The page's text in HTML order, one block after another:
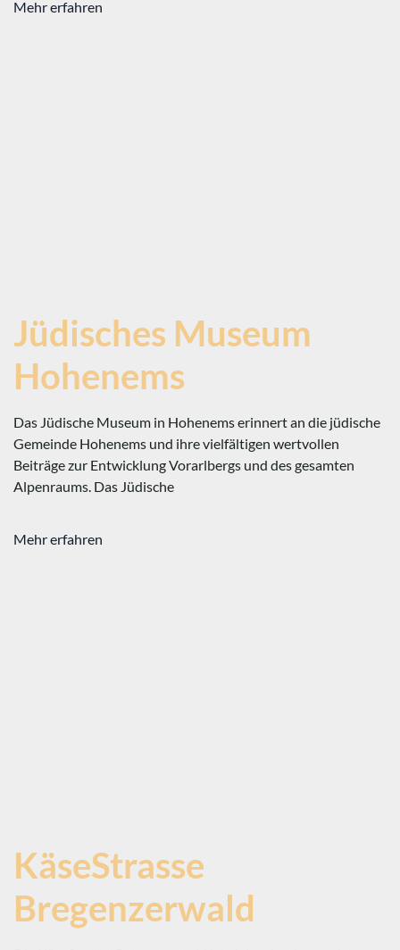
Mehr erfahren
Jüdisches Museum
Hohenems
Das Jüdische Museum in Hohenems erinnert an die jüdische
Gemeinde Hohenems und ihre vielfältigen wertvollen
Beiträge zur Entwicklung Vorarlbergs und des gesamten
Alpenraums. Das Jüdische
Mehr erfahren
KäseStrasse
Bregenzerwald